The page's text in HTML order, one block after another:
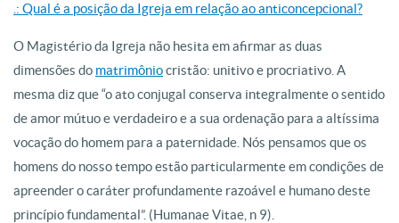
.: Qual é a posição da Igreja em relação ao anticoncepcional?
O Magistério da Igreja não hesita em afirmar as duas
dimensões do matrimôniocristão: unitivo e procriativo. A
mesma diz que “o ato conjugal conserva integralmente o sentido
de amor mútuo e verdadeiro e a sua ordenação para a altíssima
vocação do homem para a paternidade. Nós pensamos que os
homens do nosso tempo estão particularmente em condições de
apreender o caráter profundamente razoável e humano deste
princípio fundamental”. (Humanae Vitae, n 9).